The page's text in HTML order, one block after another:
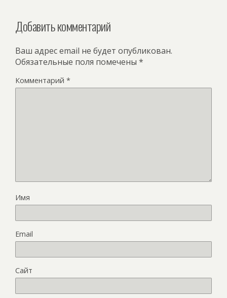
Добавить комментарий
Ваш адрес email не будет опубликован.
Обязательные поля помечены *
Комментарий *
Имя
Email
Сайт